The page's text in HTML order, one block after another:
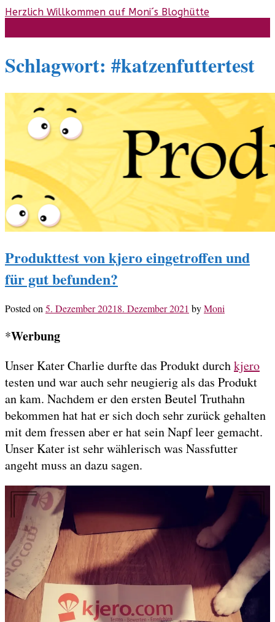
Skip
content
Herzlich Willkommen auf Moni´s Bloghütte
Schlagwort: #katzenfuttertest
Produkttest von kjero eingetroffen und
für gut befunden?
Posted on 5. Dezember 20218. Dezember 2021 byMoni
*Werbung
Unser Kater Charlie durfte das Produkt durchkjero
testen und war auch sehr neugierig als das Produkt
an kam. Nachdem er den ersten Beutel Truthahn
bekommen hat hat er sich doch sehr zurück gehalten
mit dem fressen aber er hat sein Napf leer gemacht.
Unser Kater ist sehr wählerisch was Nassfutter
angeht muss an dazu sagen.